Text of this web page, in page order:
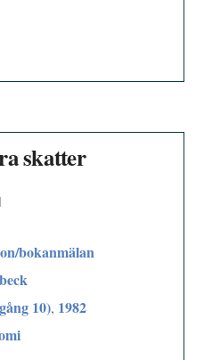
skatter
bokanmälan
10), 1982